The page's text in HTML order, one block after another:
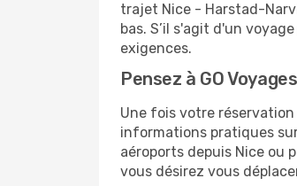
trajet Nice - Harstad-
bas. S’il s'agit d'un
exigences.
Pensez à GO
Une fois votre
informations pratiques
aéroports depuis Nice ou
vous désirez vous